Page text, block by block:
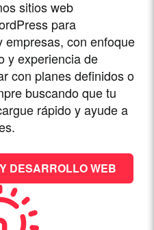
sitios web
para
empresas, con enfoque
y experiencia de
con planes definidos o
buscando que tu
rápido y ayude a
DESARROLLO WEB